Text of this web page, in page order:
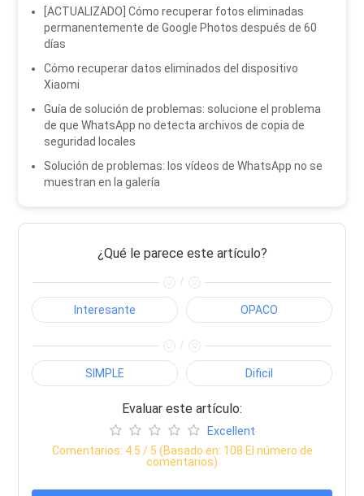
[ACTUALIZADO] Cómo recuperar fotos eliminadas
permanentemente de Google Photos después de 60
días
Cómo recuperar datos eliminados del dispositivo
Xiaomi
Guía de solución de problemas: solucione el problema
de que WhatsApp no ​​detecta archivos de copia de
seguridad locales
Solución de problemas: los vídeos de WhatsApp no ​​se
muestran en la galería
¿Qué le parece este artículo?
/
Interesante OPACO
/
SIMPLE Dificil
Evaluar este artículo:
Excellent
Comentarios: 4.5 / 5 (Basado en: 108 El número de
comentarios)